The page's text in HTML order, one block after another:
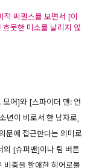
적 씨퀀스를 보면서 [이
뭇한 미소를 날리지 않
어]와 [스파이더 맨: 언
년이 비로서 한 남자로,
문에 접근한다는 의미로
의 [슈퍼맨]이나 팀 버튼
비중을 할애한 히어로물